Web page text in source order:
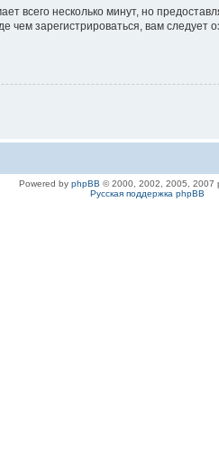
всего несколько минут, но
чем зарегистрироваться, вам
Powered by phpBB © 2000, 2002, 2005, 2007
Русская поддержка phpBB